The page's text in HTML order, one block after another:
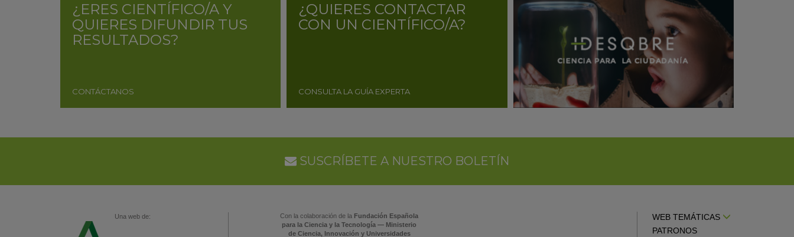
¿ERES CIENTÍFICO/A Y
QUIERES DIFUNDIR TUS
RESULTADOS?
CONTÁCTANOS
¿QUIERES CONTACTAR
CON UN CIENTÍFICO/A?
CONSULTA LA GUÍA EXPERTA
SUSCRÍBETE A NUESTRO BOLETÍN
Una web de: Con la colaboración de la Fundación Española
para la Ciencia y la Tecnología — Ministerio
de Ciencia, Innovación y Universidades
WEB TEMÁTICAS
PATRONOS